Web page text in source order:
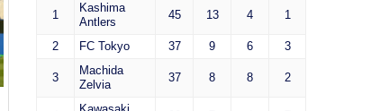
1
Kashima
Antlers
45 13 4 1
2 FC Tokyo 37 9 6 3
3
Machida
Zelvia
37 8 8 2